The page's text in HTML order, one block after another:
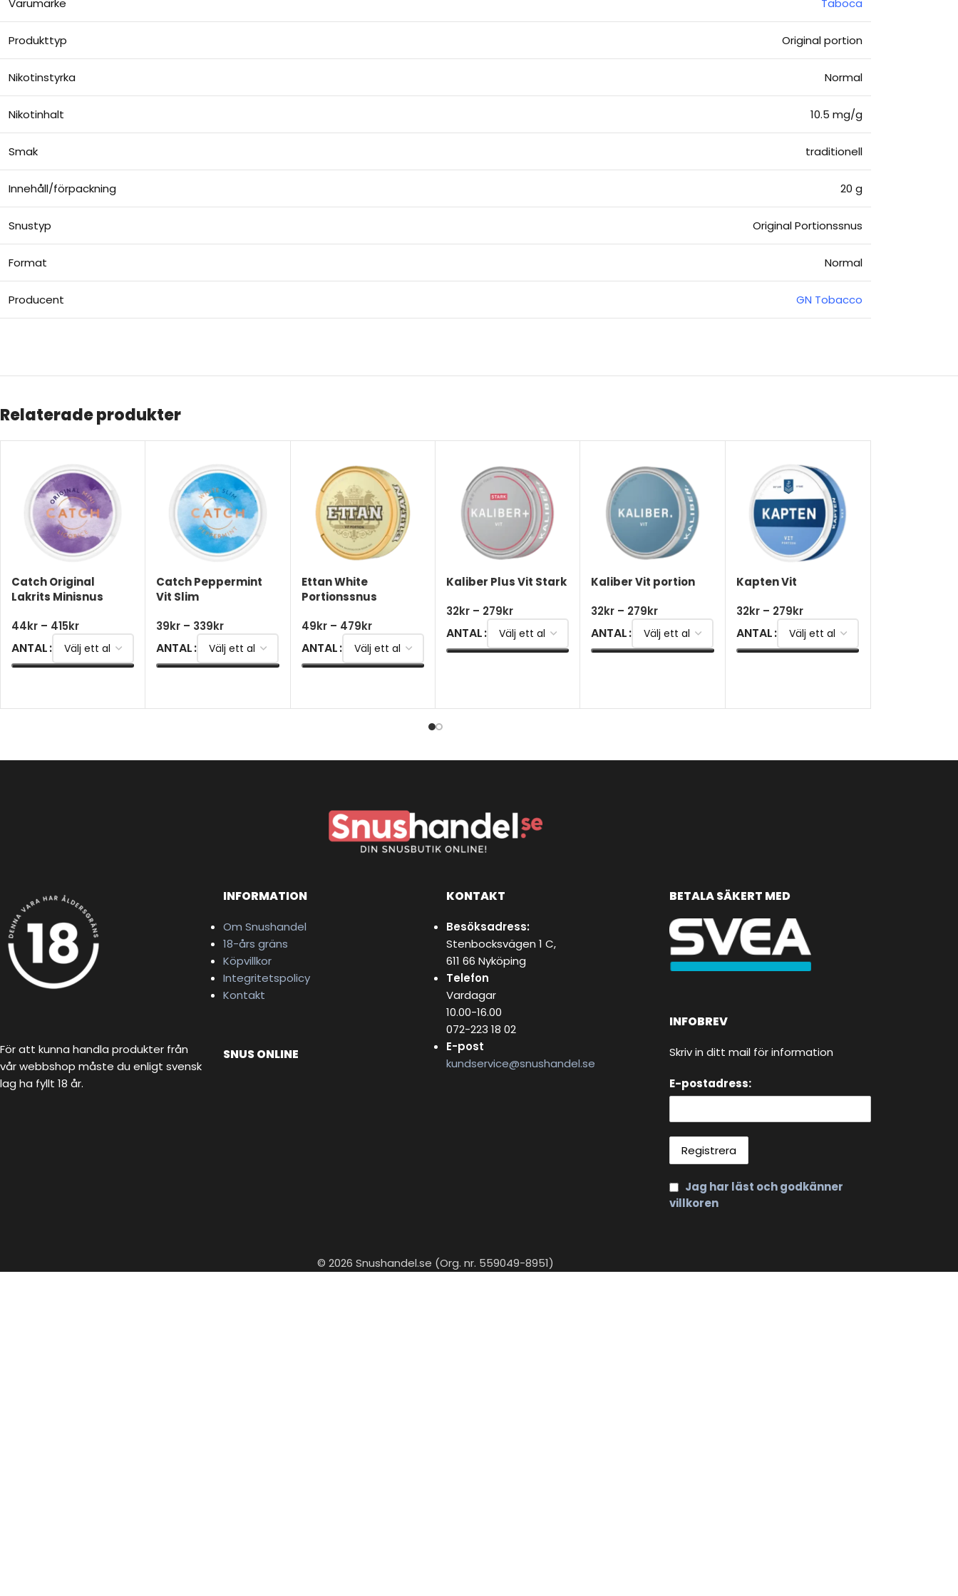
Varumärke Taboca
Produkttyp Original portion
Nikotinstyrka Normal
Nikotinhalt 10.5 mg/g
Smak traditionell
Innehåll/förpackning 20 g
Snustyp Original Portionssnus
Format Normal
Producent GN Tobacco
Relaterade produkter
Catch Original
Lakrits Minisnus
44kr – 415kr
ANTAL
Catch Peppermint
Vit Slim
39kr – 339kr
ANTAL
Ettan White
Portionssnus
49kr – 479kr
ANTAL
Kaliber Plus Vit Stark
32kr – 279kr
ANTAL
Kaliber Vit portion
32kr – 279kr
ANTAL
Kapten Vit
32kr – 279kr
ANTAL
För att kunna handla produkter från
vår webbshop måste du enligt svensk
lag ha fyllt 18 år.
INFORMATION
Om Snushandel
18-års gräns
Köpvillkor
Integritetspolicy
Kontakt
SNUS ONLINE
KONTAKT
Besöksadress:
Stenbocksvägen 1 C,
611 66 Nyköping
Telefon
Vardagar
10.00-16.00
072-223 18 02
E-post
kundservice@snushandel.se
BETALA SÄKERT MED
INFOBREV
Skriv in ditt mail för information
E-postadress:
Jag har läst och godkänner
villkoren
© 2026 Snushandel.se (Org. nr. 559049-8951)